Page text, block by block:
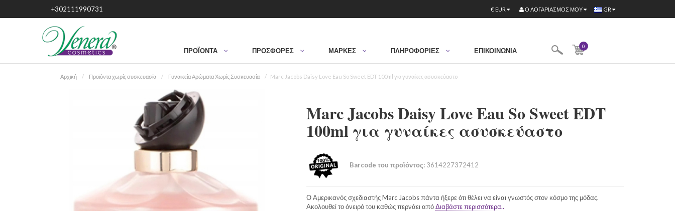
+302111990731 GR
€ EUR Ο ΛΟΓΑΡΙΑΣΜΌΣ ΜΟΥ
ΠΡΟΪΌΝΤΑ ΠΡΟΣΦΟΡΈΣ ΜΆΡΚΕΣ ΠΛΗΡΟΦΟΡΙΕΣ ΕΠΙΚΟΙΝΩΝΊΑ
0
Αρχική Προϊόντα χωρίς συσκευασία Γυναικεία Αρώματα Χωρίς Συσκευασία Marc Jacobs Daisy Love Eau So Sweet EDT 100ml για γυναίκες ασυσκεύαστo
Marc Jacobs Daisy Love Eau So Sweet EDT
100ml για γυναίκες ασυσκεύαστo
Barcode του προϊόντος:3614227372412
Ο Αμερικανός σχεδιαστής Marc Jacobs πάντα ήξερε ότι θέλει να είναι γνωστός στον κόσμο της μόδας.
Ακολουθεί το όνειρό του καθώς περνάει απόΔιαβάστε περισσότερα..